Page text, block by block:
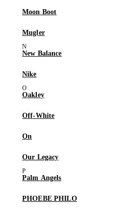
Moon Boot
Mugler
New Balance
Nike
Oakley
Off-White
On
Our Legacy
Palm Angels
PHOEBE PHILO